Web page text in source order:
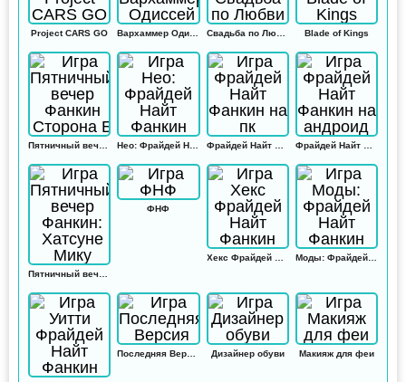
Project CARS GO Свадьба по Любви Blade of Kings
ФНФ
Моды: Фрайдей Найт Фанкин
Дизайнер обуви Макияж для феи